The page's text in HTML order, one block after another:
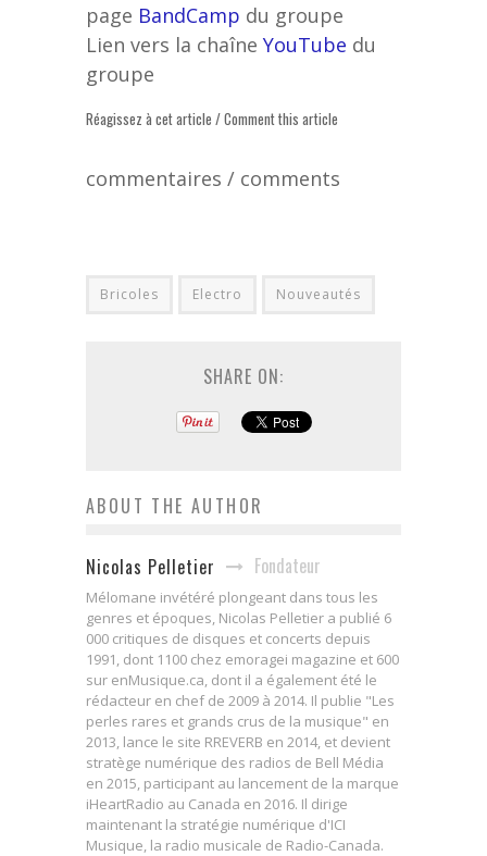
page BandCamp du groupe
Lien vers la chaîne YouTube du
groupe
Réagissez à cet article / Comment this article
commentaires / comments
Bricoles Electro Nouveautés
SHARE ON:
ABOUT THE AUTHOR
Nicolas Pelletier Fondateur
Mélomane invétéré plongeant dans tous les
genres et époques, Nicolas Pelletier a publié 6
000 critiques de disques et concerts depuis
1991, dont 1100 chez emoragei magazine et 600
sur enMusique.ca, dont il a également été le
rédacteur en chef de 2009 à 2014. Il publie "Les
perles rares et grands crus de la musique" en
2013, lance le site RREVERB en 2014, et devient
stratège numérique des radios de Bell Média
en 2015, participant au lancement de la marque
iHeartRadio au Canada en 2016. Il dirige
maintenant la stratégie numérique d'ICI
Musique, la radio musicale de Radio-Canada.